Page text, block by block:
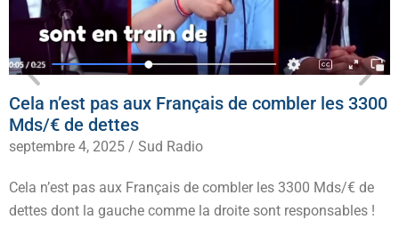
Cela n’est pas aux Français de combler les 3300
Mds/€ de dettes
septembre 4, 2025 / Sud Radio
Cela n’est pas aux Français de combler les 3300 Mds/€ de
dettes dont la gauche comme la droite sont responsables !